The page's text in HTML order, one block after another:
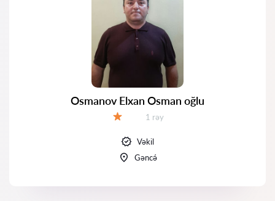
Osmanov Elxan Osman oğlu
Rəylər:
1 rəy
Vəkil
Gəncə́